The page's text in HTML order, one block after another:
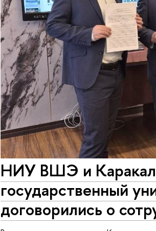
НИУ ВШЭ и
государственный
договорились о